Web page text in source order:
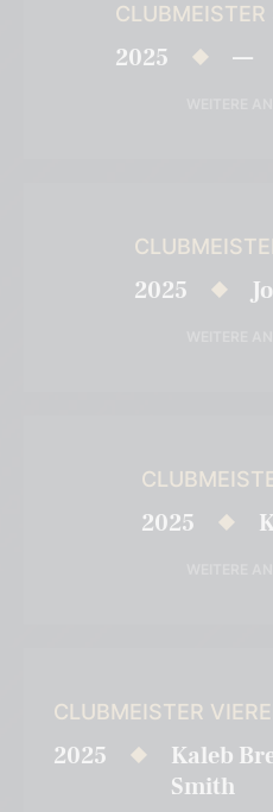
CLUBMEISTER
2025 —
2025
2025
CLUBMEISTER
2025
Kaleb
Smith